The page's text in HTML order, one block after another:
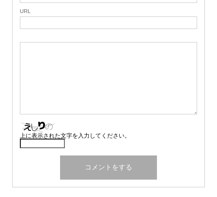
URL
上に表示された文字を入力してください。